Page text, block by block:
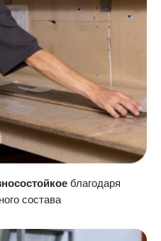
благодаря
состава